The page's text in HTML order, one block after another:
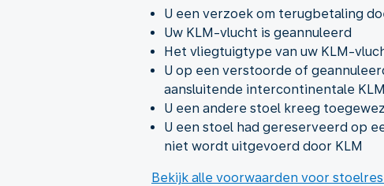
U een verzoek om terugbetaling
Uw KLM-vlucht is geannuleerd
Het vliegtuigtype van uw KLM-
U op een verstoorde of
aansluitende intercontinentale
U een andere stoel kreeg
U een stoel had gereserveerd op
niet wordt uitgevoerd door KLM
Bekijk alle voorwaarden voor